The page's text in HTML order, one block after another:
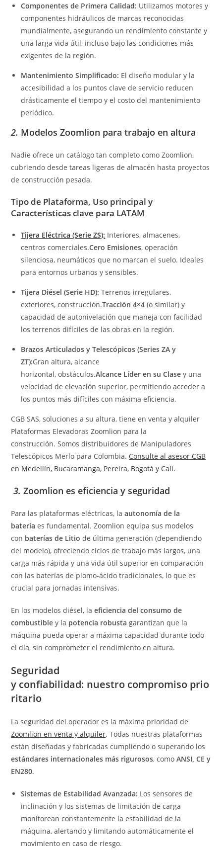
Componentes de Primera Calidad: Utilizamos motores y
componentes hidráulicos de marcas reconocidas
mundialmente, asegurando un rendimiento constante y
una larga vida útil, incluso bajo las condiciones más
exigentes de la región.
Mantenimiento Simplificado: El diseño modular y la
accesibilidad a los puntos clave de servicio reducen
drásticamente el tiempo y el costo del mantenimiento
periódico.
2. Modelos Zoomlion para trabajo en altura
Nadie ofrece un catálogo tan completo como Zoomlion,
cubriendo desde tareas ligeras de almacén hasta proyectos
de construcción pesada.
Tipo de Plataforma, Uso principal y
Características clave para LATAM
Tijera Eléctrica (Serie ZS): Interiores, almacenes,
centros comerciales.Cero Emisiones, operación
silenciosa, neumáticos que no marcan el suelo. Ideales
para entornos urbanos y sensibles.
Tijera Diésel (Serie HD):Terrenos irregulares,
exteriores, construcción.Tracción 4×4 (o similar) y
capacidad de autonivelación que maneja con facilidad
los terrenos difíciles de las obras en la región.
Brazos Articulados y Telescópicos (Series ZA y
ZT):Gran altura, alcance
horizontal, obstáculos.Alcance Líder en su Clase y una
velocidad de elevación superior, permitiendo acceder a
los puntos más difíciles con máxima eficiencia.
CGB SAS, soluciones a su altura,tiene en venta y alquiler
Plataformas Elevadoras Zoomlion para la
construcción. Somos distribuidores de Manipuladores
Telescópicos Merlo para Colombia. Consulte al asesor CGB
en Medellín, Bucaramanga, Pereira, Bogotá y Cali.
3. Zoomlion es eficiencia y seguridad
Para las plataformas eléctricas, laautonomía de la
batería es fundamental. Zoomlion equipa sus modelos
con baterías de Litio de última generación (dependiendo
del modelo), ofreciendo ciclos de trabajo más largos, una
carga más rápida y una vida útil superior en comparación
con las baterías de plomo-ácido tradicionales, lo que es
crucial para jornadas intensivas.
En los modelos diésel, laeficiencia del consumo de
combustible y la potencia robusta garantizan que la
máquina pueda operar a máxima capacidad durante todo
el día, sin comprometer el rendimiento en altura.
Seguridad
y confiabilidad: nuestro compromiso prio
ritario
La seguridad del operador es la máxima prioridad de
Zoomlion en venta y alquiler. Todas nuestras plataformas
están diseñadas y fabricadas cumpliendo o superando los
estándares internacionales más rigurosos, comoANSI, CE y
EN280.
Sistemas de Estabilidad Avanzada: Los sensores de
inclinación y los sistemas de limitación de carga
monitorean constantemente la estabilidad de la
máquina, alertando y limitando automáticamente el
movimiento en caso de riesgo.